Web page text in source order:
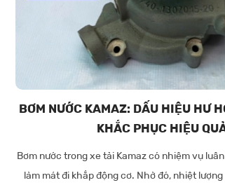
BƠM NƯỚC KAMAZ: DẤU HIỆU HƯ
KHẮC PHỤC HIỆU
Bơm nước trong xe tải Kamaz có nhiệm vụ
làm mát đi khắp động cơ. Nhờ đó, nhiệt